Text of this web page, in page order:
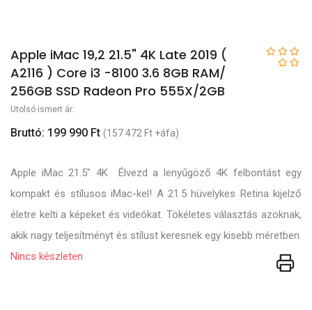
Apple iMac 19,2 21.5" 4K Late 2019 (
A2116 ) Core i3 -8100 3.6 8GB RAM/
256GB SSD Radeon Pro 555X/2GB
Utolsó ismert ár:
Bruttó: 199 990 Ft (157 472 Ft +áfa)
Apple iMac 21.5" 4K ️ Élvezd a lenyűgöző 4K felbontást egy
kompakt és stílusos iMac-kel! A 21.5 hüvelykes Retina kijelző
életre kelti a képeket és videókat. Tökéletes választás azoknak,
akik nagy teljesítményt és stílust keresnek egy kisebb méretben.
Nincs készleten